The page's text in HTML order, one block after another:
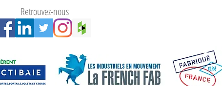
En direct de Stuttgart avec
Retrouvez-nous